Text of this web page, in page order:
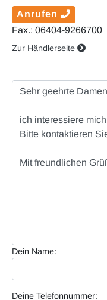
Anrufen
Fax.: 06404-9266700
Zur Händlerseite
Dein Name:
Deine Telefonnummer: